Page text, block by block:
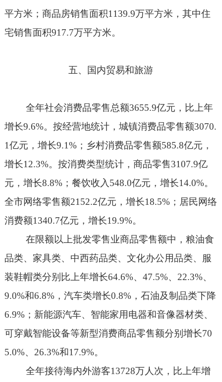
平方米；商品房销售面积1139.9万平方米，其中住
宅销售面积917.7万平方米。
五、国内贸易和旅游
全年社会消费品零售总额3655.9亿元，比上年
增长9.6%。按经营地统计，城镇消费品零售额3070.
1亿元，增长9.1%；乡村消费品零售额585.8亿元，
增长12.3%。按消费类型统计，商品零售3107.9亿
元，增长8.8%；餐饮收入548.0亿元，增长14.0%。
全市网络零售额2152.2亿元，增长18.5%；居民网络
消费额1340.7亿元，增长19.9%。
在限额以上批发零售业商品零售额中，粮油食
品类、家具类、中西药品类、文化办公用品类、服
装鞋帽类分别比上年增长64.6%、 47.5%、 22.3%、
9.0%和6.8%，汽车类增长0.8%，石油及制品类下降
6.9%；新能源汽车、智能家用电器和音像器材类、
可穿戴智能设备等新型消费商品零售额分别增长70
5.0%、 26.3%和17.9%。
全年接待海内外游客13728万人次，比上年增